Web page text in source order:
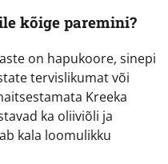
kõige paremini?
on hapukoore, sinepi
tervislikumat või
Kreeka
ka oliiviõli ja
kala loomulikku